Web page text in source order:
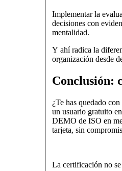
Implementar la
decisiones con
mentalidad.
Y ahí radica la
organización desde
Conclusión:
¿Te has quedado
un usuario gratuito
DEMO de ISO en
tarjeta, sin
La certificación no